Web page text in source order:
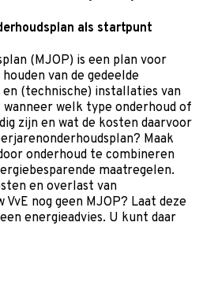
als startpunt
(MJOP) is een plan voor
van de gedeelde
(technische) installaties van
wanneer welk type onderhoud of
zijn en wat de kosten daarvoor
Maak
onderhoud te combineren
maatregelen.
en overlast van
nog geen MJOP? Laat deze
energieadvies. U kunt daar